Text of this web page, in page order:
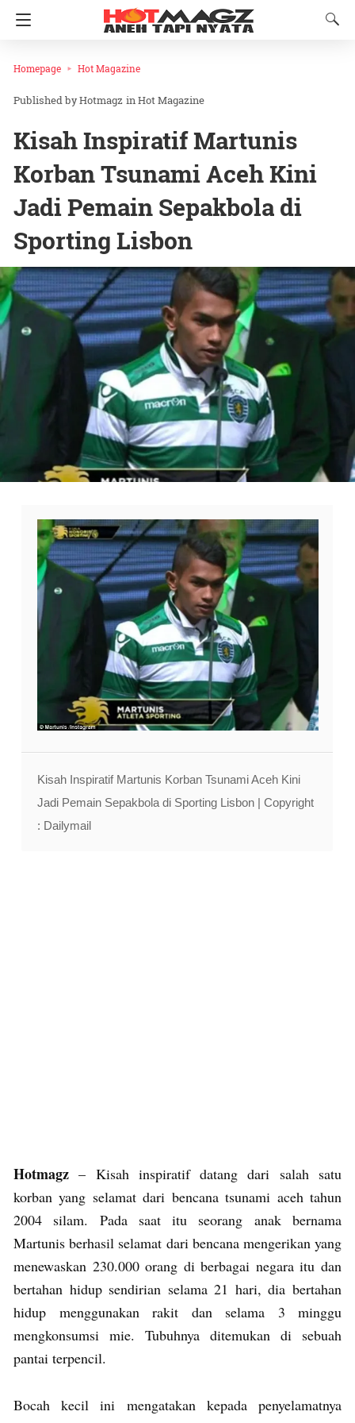
Homepage Hot Magazine
Hotmagz inHot Magazine
Kisah Inspiratif Martunis
Korban Tsunami Aceh Kini
Jadi Pemain Sepakbola di
Sporting Lisbon
Kisah Inspiratif Martunis Korban Tsunami Aceh Kini
Jadi Pemain Sepakbola di Sporting Lisbon | Copyright
: Dailymail
Hotmagz – Kisah inspiratif datang dari salah satu
korban yang selamat dari bencana tsunami aceh tahun
2004 silam. Pada saat itu seorang anak bernama
Martunis berhasil selamat dari bencana mengerikan yang
menewaskan 230.000 orang di berbagai negara itu dan
bertahan hidup sendirian selama 21 hari, dia bertahan
hidup menggunakan rakit dan selama 3 minggu
mengkonsumsi mie. Tubuhnya ditemukan di sebuah
pantai terpencil.
Bocah kecil ini mengatakan kepada penyelamatnya